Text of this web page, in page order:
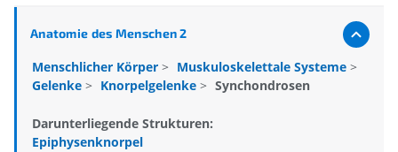
Anatomie des Menschen 2
Menschlicher Körper > Muskuloskelettale Systeme >
Gelenke > Knorpelgelenke > Synchondrosen
Darunterliegende Strukturen:
Epiphysenknorpel